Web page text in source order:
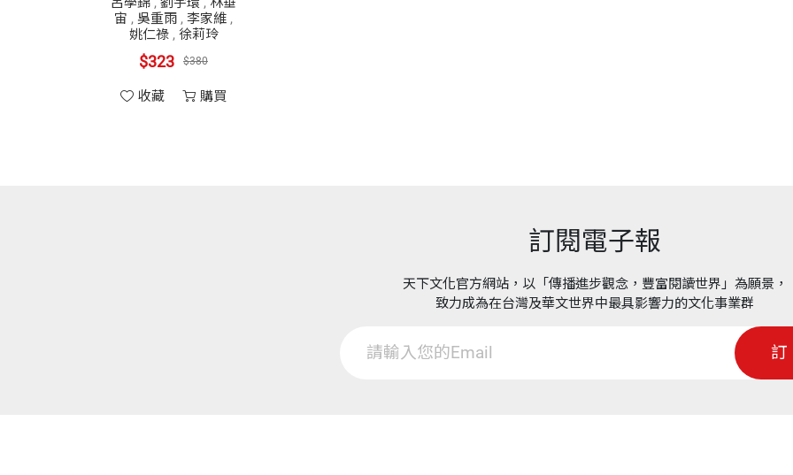
宙 , 吳重雨 , 李家維 ,
姚仁祿, 徐莉玲
$323 $380
收藏 購買
訂閱電子報
天下文化官方網站，以「傳播進步觀念，豐富閱讀世界」為願景，
致力成為在台灣及華文世界中最具影響力的文化事業群